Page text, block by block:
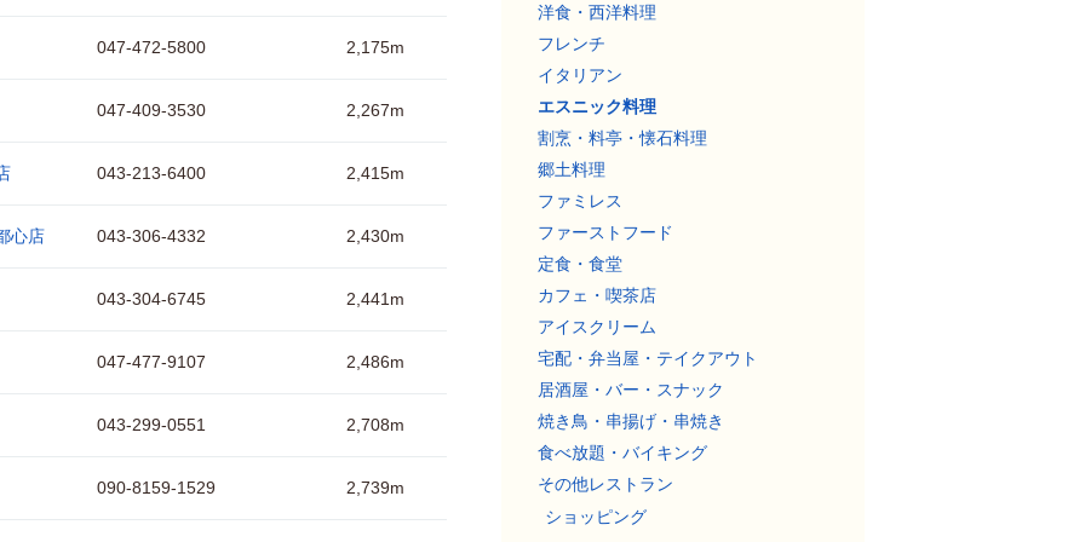
047-472-5800 2,175m
047-409-3530 2,267m
043-213-6400 2,415m
心店 043-306-4332 2,430m
043-304-6745 2,441m
047-477-9107 2,486m
043-299-0551 2,708m
090-8159-1529 2,739m
洋食・西洋料理
フレンチ
イタリアン
エスニック料理
割烹・料亭・懐石料理
郷土料理
ファミレス
ファーストフード
定食・食堂
カフェ・喫茶店
アイスクリーム
宅配・弁当屋・テイクアウト
居酒屋・バー・スナック
焼き鳥・串揚げ・串焼き
食べ放題・バイキング
その他レストラン
ショッピング